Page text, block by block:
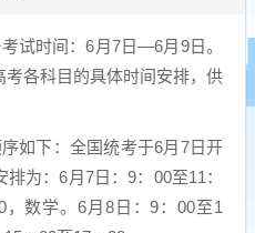
试时间：6月7日—6月9日。
各科目的具体时间安排，供
如下：全国统考于6月7日开
为：6月7日：9：00至11：
数学。6月8日：9：00至1